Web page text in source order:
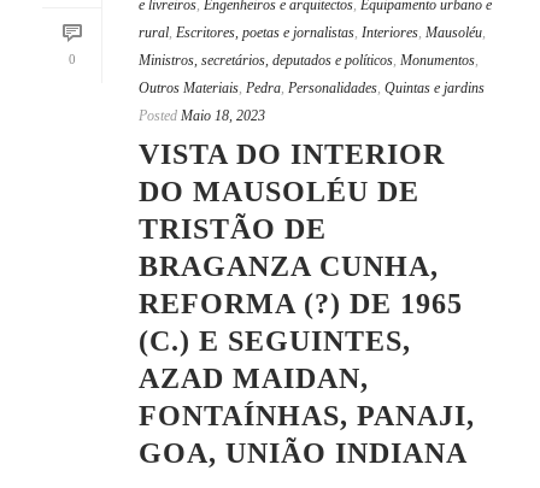
0
e livreiros, Engenheiros e arquitectos, Equipamento urbano e
rural, Escritores, poetas e jornalistas, Interiores, Mausoléu,
Ministros, secretários, deputados e políticos, Monumentos,
Outros Materiais, Pedra, Personalidades, Quintas e jardins
Posted Maio 18, 2023
VISTA DO INTERIOR
DO MAUSOLÉU DE
TRISTÃO DE
BRAGANZA CUNHA,
REFORMA (?) DE 1965
(C.) E SEGUINTES,
AZAD MAIDAN,
FONTAÍNHAS, PANAJI,
GOA, UNIÃO INDIANA